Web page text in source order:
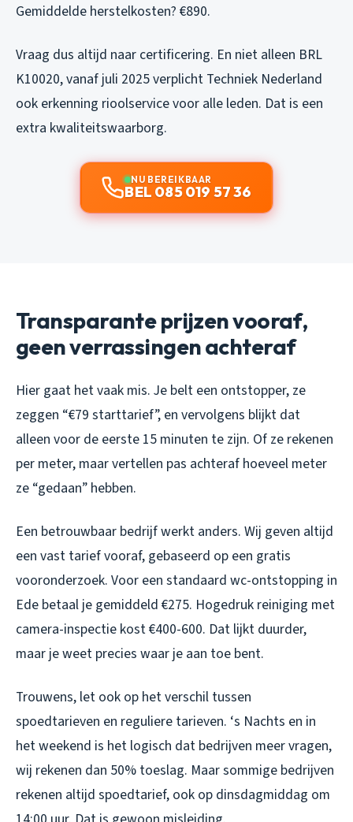
Gemiddelde herstelkosten? €890.
Vraag dus altijd naar certificering. En niet alleen BRL
K10020, vanaf juli 2025 verplicht Techniek Nederland
ook erkenning rioolservice voor alle leden. Dat is een
extra kwaliteitswaarborg.
NU BEREIKBAAR
BEL 085 019 57 36
Transparante prijzen vooraf,
geen verrassingen achteraf
Hier gaat het vaak mis. Je belt een ontstopper, ze
zeggen “€79 starttarief”, en vervolgens blijkt dat
alleen voor de eerste 15 minuten te zijn. Of ze rekenen
per meter, maar vertellen pas achteraf hoeveel meter
ze “gedaan” hebben.
Een betrouwbaar bedrijf werkt anders. Wij geven altijd
een vast tarief vooraf, gebaseerd op een gratis
vooronderzoek. Voor een standaard wc-ontstopping in
Ede betaal je gemiddeld €275. Hogedruk reiniging met
camera-inspectie kost €400-600. Dat lijkt duurder,
maar je weet precies waar je aan toe bent.
Trouwens, let ook op het verschil tussen
spoedtarieven en reguliere tarieven. ‘s Nachts en in
het weekend is het logisch dat bedrijven meer vragen,
wij rekenen dan 50% toeslag. Maar sommige bedrijven
rekenen altijd spoedtarief, ook op dinsdagmiddag om